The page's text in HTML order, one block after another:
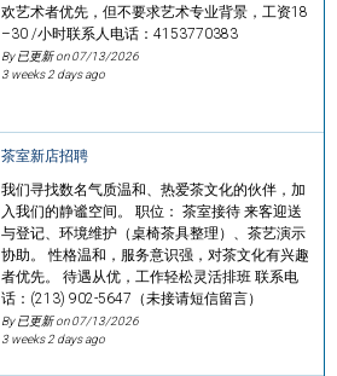
欢艺术者优先，但不要求艺术专业背景，工资18
–30 /小时联系人电话：4153770383
By 已更新 on07/13/2026
3 weeks 2 days ago
茶室新店招聘
我们寻找数名气质温和、热爱茶文化的伙伴，加
入我们的静谧空间。 职位： 茶室接待 来客迎送
与登记、环境维护（桌椅茶具整理）、茶艺演示
协助。 性格温和，服务意识强，对茶文化有兴趣
者优先。 待遇从优，工作轻松灵活排班 联系电
话：(213) 902-5647（未接请短信留言）
By 已更新 on07/13/2026
3 weeks 2 days ago